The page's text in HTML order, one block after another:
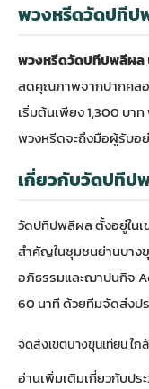
พวงหรีดวัดปทีป
พวงหรีดวัดปทีปพลีผล
สดคุณภาพจากปากคลอ
เริ่มต้นเพียง 1,300 บา
พวงหรีดจะถึงมือผู้รับอย่
เกี่ยวกับวัดปทีป
วัดปทีปพลีผล ตั้งอยู่ในเ
สำคัญในชุมชนย่านบาง
อภิธรรมและฌาปนกิจ
60 นาที ด้วยทีมจัดส่งป
จัดส่งเขตบางขุนเทียน ใก
อ่านเพิ่มเติมเกี่ยวกับปร